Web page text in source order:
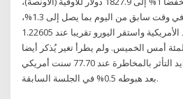
وذلك بعد أن كان قد انخفض في وقت سابق من اليوم بما يصل إلى 1.3%،
في حين جرت تسوية العقود الأمريكية واستقر اليورو تقريبا عند 1.22605
أمس الخميس. ولم يطرأ تغير يُذكر أيضا
على الدولار الأسترالي الشديد التأثر بالمخاطرة عند 77.70 سنت أمريكي
بعد هبوطه 0.5% في الجلسة السابقة.